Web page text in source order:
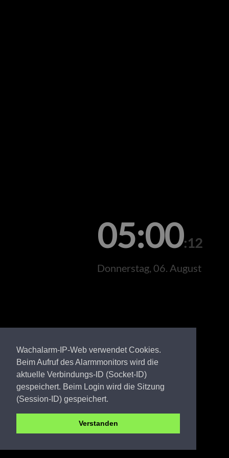
Wachalarm-IP-Web verwendet Cookies.
Beim Aufruf des Alarmmonitors wird die
aktuelle Verbindungs-ID (Socket-ID)
gespeichert. Beim Login wird die Sitzung
(Session-ID) gespeichert.
Verstanden
05:00:12
Donnerstag, 06. August
Elbe-Elster